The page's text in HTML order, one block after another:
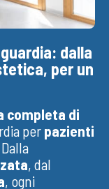
dalla
per un
completa di
perpazienti
. Dalla
, dal
, ogni